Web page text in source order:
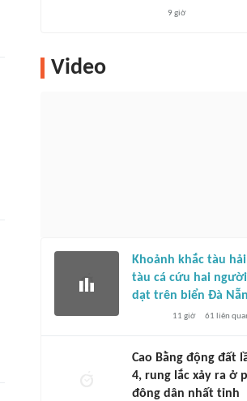
9 giờ
Video
Khoảnh khắc tàu
tàu cá cứu hai
dạt trên biển Đà
11 giờ 61 liên
Cao Bằng động đất
4, rung lắc xảy ra ở
đông dân nhất tỉnh